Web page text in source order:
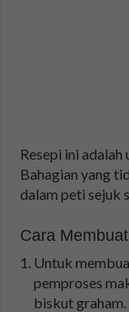
Resepi ini adalah
Bahagian yang
dalam peti sejuk
Cara
Untuk
pemproses
biskut